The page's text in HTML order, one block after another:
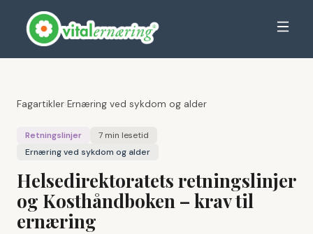
Fagartikler Ernæring ved sykdom og alder
Retningslinjer 7 min lesetid
Ernæring ved sykdom og alder
Helsedirektoratets retningslinjer
og Kosthåndboken – krav til
ernæring